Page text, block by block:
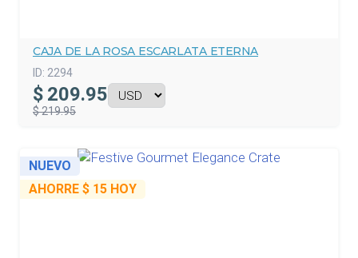
CAJA DE LA ROSA ESCARLATA ETERNA
ID: 2294
$ 209.95
$ 219.95
NUEVO
AHORRE $ 15 HOY